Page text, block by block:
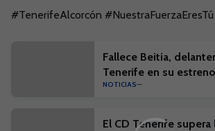
#TenerifeAlcorcón #NuestraFuerzaEresTú
Fallece Beitia,
Tenerife en su
NOTICIAS
El CD Tenerife supera